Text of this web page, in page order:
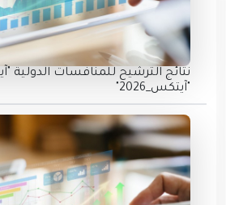
"آيتكس_2026"